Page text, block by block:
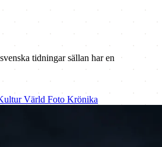
tidningar sällan har en
Värld Foto Krönika